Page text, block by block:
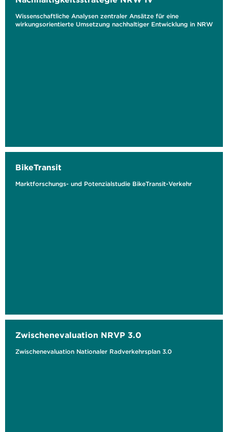
Wissenschaftliche Analysen zentraler Ansätze für eine
wirkungsorientierte Umsetzung nachhaltiger Entwicklung in NRW
BikeTransit
Marktforschungs- und Potenzialstudie BikeTransit-Verkehr
Zwischenevaluation NRVP 3.0
Zwischenevaluation Nationaler Radverkehrsplan 3.0